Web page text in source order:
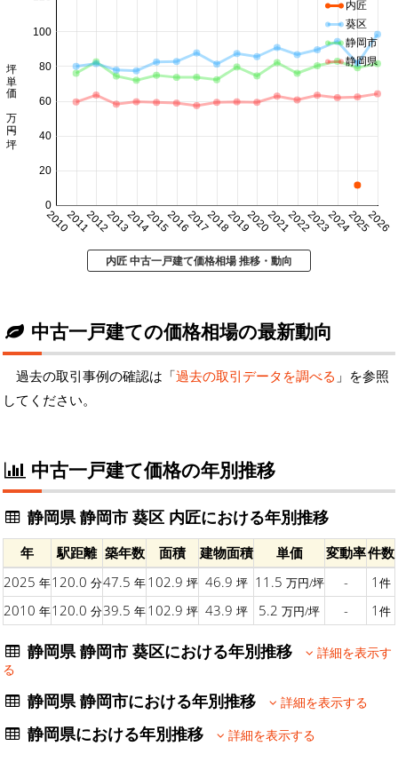
20102011201220132014201520162017201820192020202120222023202420252026
0
20
40
60
80
100
坪単価 万円/坪
内匠
葵区
静岡市
静岡県
内匠 中古一戸建て価格相場 推移・動向
中古一戸建ての価格相場の最新動向
過去の取引事例の確認は「過去の取引データを調べる 」を参照
してください。
中古一戸建て価格の年別推移
静岡県 静岡市 葵区 内匠における年別推移
年 駅距離 築年数 面積 建物面積 単価 変動率件数
2025 年120.0 分47.5 年102.9 坪 46.9 坪 11.5 万円/坪 - 1 件
2010 年120.0 分39.5 年102.9 坪 43.9 坪 5.2 万円/坪 - 1 件
静岡県 静岡市 葵区における年別推移
詳細を表示す
る
静岡県 静岡市における年別推移 詳細を表示する
静岡県における年別推移 詳細を表示する